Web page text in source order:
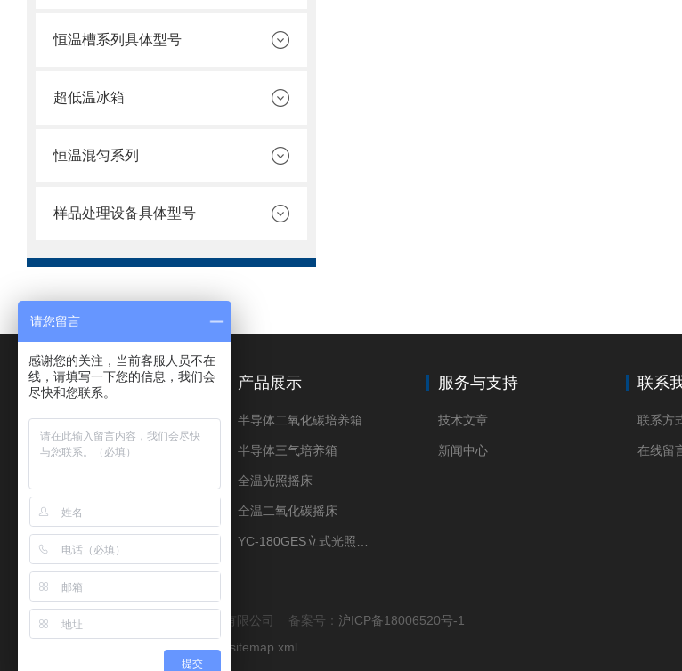
恒温槽系列具体型号
超低温冰箱
恒温混匀系列
样品处理设备具体型号
关于我们
公司简介
荣誉资质
产品展示
半导体二氧化碳培养箱
半导体三气培养箱
全温光照摇床
全温二氧化碳摇床
服务与支持
技术文章
新闻中心
联系
联系方
在线留
版权所有 © 2026 上海程造仪器设备有限公司 备案号： 沪ICP备18006520号-1
管理登陆 sitemap.xml
请您留言
感谢您的关注，当前客服人员不在
线，请填写一下您的信息，我们会
尽快和您联系。
提交